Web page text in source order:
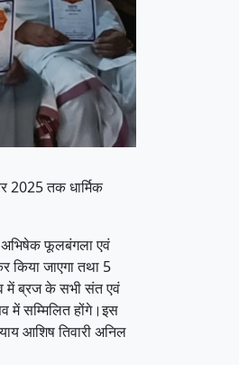
2025 तक धार्मिक
अभिषेक फूलबंगला एवं
किया जाएगा तथा 5
में ब्रज के सभी संत एवं
में सम्मिलित होंगे।इस
आशिष तिवारी अनिल